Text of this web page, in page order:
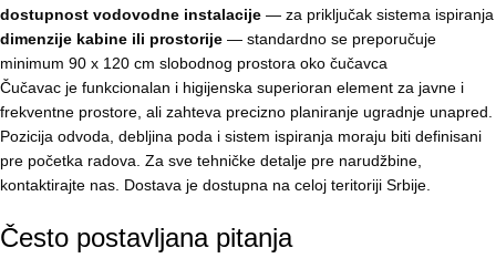
dostupnost vodovodne instalacije — za priključak sistema ispiranja
dimenzije kabine ili prostorije — standardno se preporučuje
minimum 90 x 120 cm slobodnog prostora oko čučavca
Čučavac je funkcionalan i higijenska superioran element za javne i
frekventne prostore, ali zahteva precizno planiranje ugradnje unapred.
Pozicija odvoda, debljina poda i sistem ispiranja moraju biti definisani
pre početka radova. Za sve tehničke detalje pre narudžbine,
kontaktirajte nas. Dostava je dostupna na celoj teritoriji Srbije.
Često postavljana pitanja